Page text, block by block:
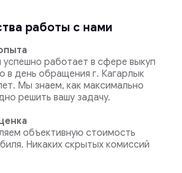
работы с нами
работает в сфере выкуп
в день обращения г. Кагарлык
Мы знаем, как максимально
решить вашу задачу.
объективную стоимость
Никаких скрытых комиссий